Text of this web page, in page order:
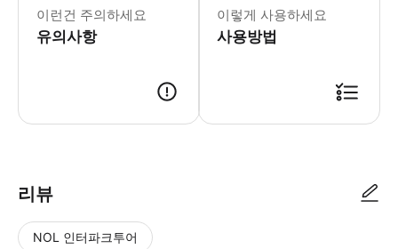
이런건 주의하세요
유의사항
이렇게 사용하세요
사용방법
리뷰
NOL 인터파크투어